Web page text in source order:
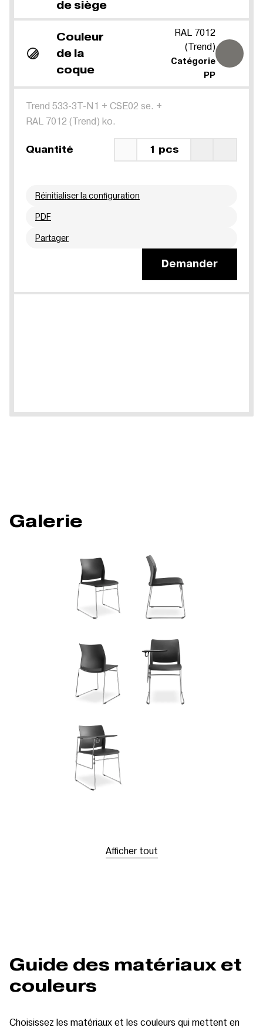
de siège
Couleur
de la
coque
RAL 7012
(Trend)
Catégorie
PP
Trend 533-3T-N1 + CSE02 se. +
RAL 7012 (Trend) ko.
Quantité 1 pcs
Réinitialiser la configuration
PDF
Partager
Demander
Galerie
Afficher tout
Guide des matériaux et
couleurs
Choisissez les matériaux et les couleurs qui mettent en